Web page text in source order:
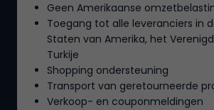
Geen Amerikaanse
Toegang tot alle leveranciers in
Staten van Amerika, het
Turkije
Shopping ondersteuning
Transport van geretourneerde
Verkoop- en couponmeldingen